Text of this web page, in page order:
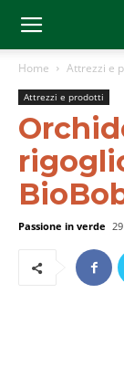
Home Attrezzi e
Attrezzi e prodotti
Passione in verde